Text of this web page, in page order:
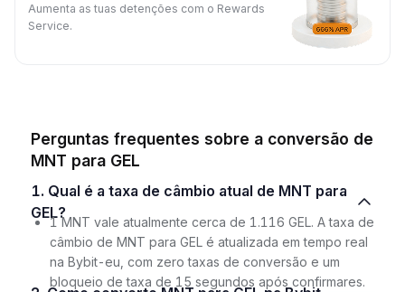
Aumenta as tuas detenções com o Rewards
Service.
Perguntas frequentes sobre a conversão de
MNT para GEL
1. Qual é a taxa de câmbio atual de MNT para
GEL?
1 MNT vale atualmente cerca de 1.116 GEL. A taxa de
câmbio de MNT para GEL é atualizada em tempo real
na Bybit-eu, com zero taxas de conversão e um
bloqueio de taxa de 15 segundos após confirmares.